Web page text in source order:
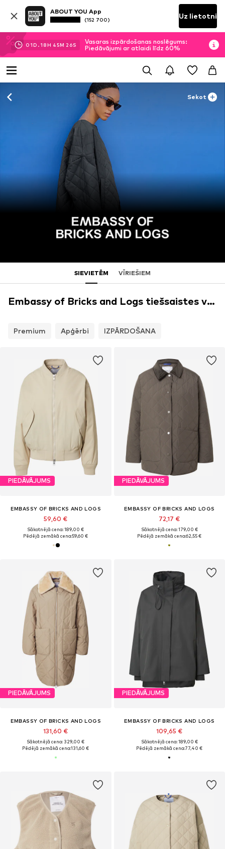
ABOUT YOU App
(152 700) Uz lietotni
01D.18H 45M 25S
Vasaras izpārdošanas noslēgums:
Piedāvājumi ar atlaidi līdz 60%
Sekot
SIEVIETĒM VĪRIEŠIEM
Embassy of Bricks and Logs tiešsaistes veikals
Premium Apģērbi IZPĀRDOŠANA
PIEDĀVĀJUMS
EMBASSY OF BRICKS AND LOGS
59,60 €
Sākotnējā cena: 189,00 €
Pēdējā zemākā cena:59,60 €
PIEDĀVĀJUMS
EMBASSY OF BRICKS AND LOGS
72,17 €
Sākotnējā cena: 179,00 €
Pēdējā zemākā cena:62,55 €
PIEDĀVĀJUMS
EMBASSY OF BRICKS AND LOGS
131,60 €
Sākotnējā cena: 329,00 €
Pēdējā zemākā cena:131,60 €
PIEDĀVĀJUMS
EMBASSY OF BRICKS AND LOGS
109,65 €
Sākotnējā cena: 189,00 €
Pēdējā zemākā cena:77,40 €